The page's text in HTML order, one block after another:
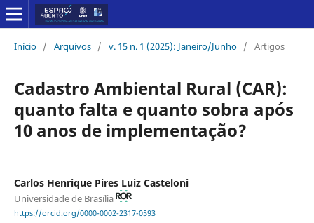
Início / Arquivos / v. 15 n. 1 (2025): Janeiro/Junho / Artigos
Cadastro Ambiental Rural (CAR):
quanto falta e quanto sobra após
10 anos de implementação?
Carlos Henrique Pires Luiz Casteloni
Universidade de Brasília
https://orcid.org/0000-0002-2317-0593